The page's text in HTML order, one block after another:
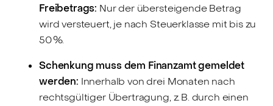
Freibetrags: Nur der übersteigende Betrag
wird versteuert, je nach Steuerklasse mit bis zu
50 %.
Schenkung muss dem Finanzamt gemeldet
werden: Innerhalb von drei Monaten nach
rechtsgültiger Übertragung, z. B. durch einen